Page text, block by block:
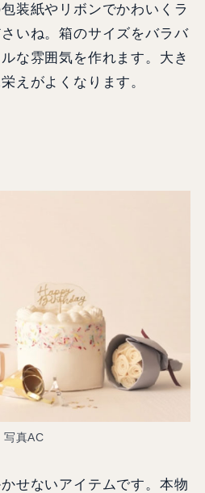
装紙やリボンでかわいくラ
いね。箱のサイズをバラバ
な雰囲気を作れます。大き
えがよくなります。
写真AC
せないアイテムです。本物